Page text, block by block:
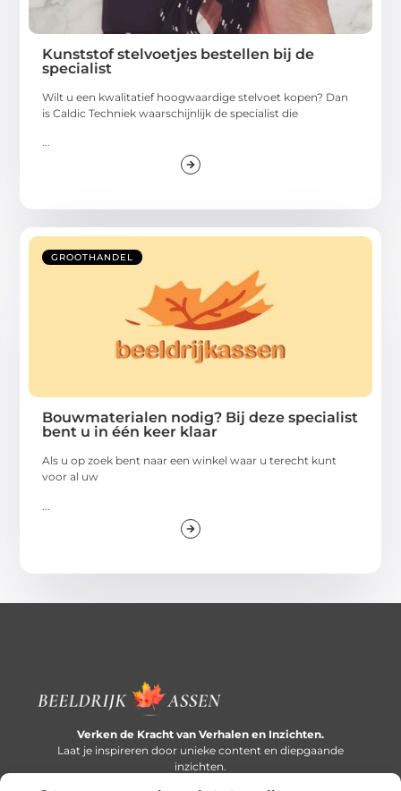
Kunststof stelvoetjes bestellen bij de
specialist
Wilt u een kwalitatief hoogwaardige stelvoet kopen? Dan
is Caldic Techniek waarschijnlijk de specialist die
...
GROOTHANDEL
Bouwmaterialen nodig? Bij deze specialist
bent u in één keer klaar
Als u op zoek bent naar een winkel waar u terecht kunt
voor al uw
Verken de Kracht van Verhalen en Inzichten.
Laat je inspireren door unieke content en diepgaande
inzichten.